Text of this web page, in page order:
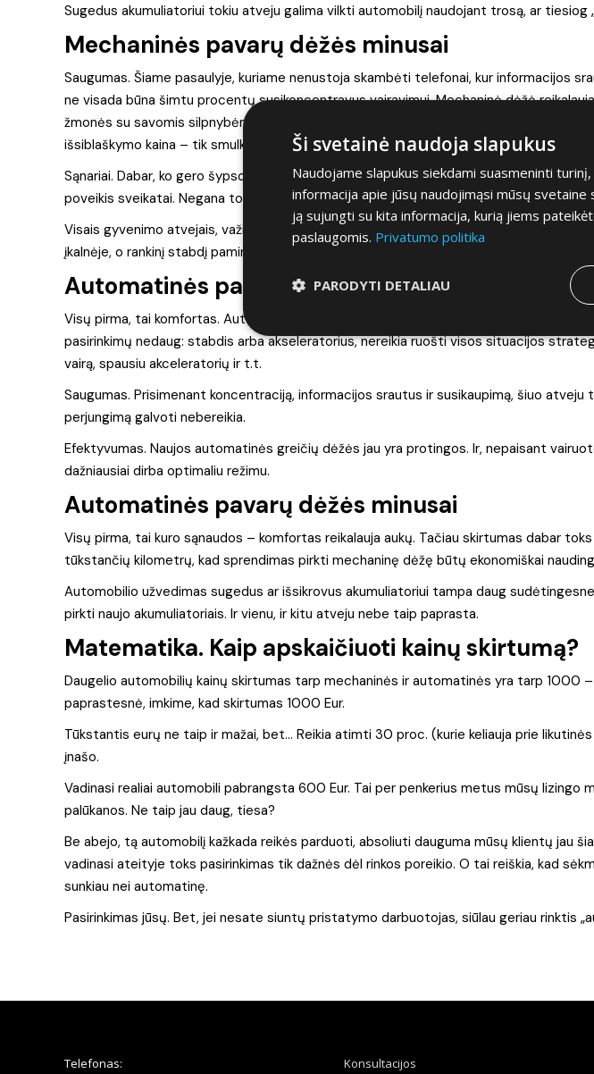
Sugedus akumuliatoriui tokiu atveju galima vilkti automobilį naudojant trosą, ar
Mechaninės pavarų dėžės minusai
Saugumas. Šiame pasaulyje, kuriame nenustoja skambėti telefonai, kur informacijos
ne visada būna šimtu procentų susikoncentravus vairavimui. Mechaninė dėžė
žmonės su savomis silpnybėmis. Todėl kartais tos koncentracijos vairuodami
išsiblaškymo kaina – tik smulkūs autoįvykiai.
Sąnariai. Dabar, ko gero šypsotės, tačiau tai tiesa. Sankabos minkymas iš tikrųjų
poveikis sveikatai. Negana to, stovint spūstyje jūsų nervų ląstelės tiesiog klykia iš
Visais gyvenimo atvejais, važinėjant automobiliu su mechanine pavara, būtina
įkalnėje, o rankinį stabdį pamiršote, mechaninė pavara gali kartais ir nemaloniai
Automatinės pavarų dėžės pliusai
Visų pirma, tai komfortas. Automobilių spūstys nebeerzina, lengva koncentruotis tik į
pasirinkimų nedaug: stabdis arba akseleratorius, nereikia ruošti visos situacijos
vairą, spausiu akceleratorių ir t.t.
Saugumas. Prisimenant koncentraciją, informacijos srautus ir susikaupimą, šiuo atveju
perjungimą galvoti nebereikia.
Efektyvumas. Naujos automatinės greičių dėžės jau yra protingos. Ir, nepaisant
dažniausiai dirba optimaliu režimu.
Automatinės pavarų dėžės minusai
Visų pirma, tai kuro sąnaudos – komfortas reikalauja aukų. Tačiau skirtumas dabar
tūkstančių kilometrų, kad sprendimas pirkti mechaninę dėžę būtų ekonomiškai
Automobilio užvedimas sugedus ar išsikrovus akumuliatoriui tampa daug
pirkti naujo akumuliatoriais. Ir vienu, ir kitu atveju nebe taip paprasta.
Matematika. Kaip apskaičiuoti kainų skirtumą?
Daugelio automobilių kainų skirtumas tarp mechaninės ir automatinės yra tarp 1000
paprastesnė, imkime, kad skirtumas 1000 Eur.
Tūkstantis eurų ne taip ir mažai, bet… Reikia atimti 30 proc. (kurie keliauja prie
įnašo.
Vadinasi realiai automobili pabrangsta 600 Eur. Tai per penkerius metus mūsų lizingo
palūkanos. Ne taip jau daug, tiesa?
Be abejo, tą automobilį kažkada reikės parduoti, absoliuti dauguma mūsų klientų jau
vadinasi ateityje toks pasirinkimas tik dažnės dėl rinkos poreikio. O tai reiškia, kad
sunkiau nei automatinę.
Pasirinkimas jūsų. Bet, jei nesate siuntų pristatymo darbuotojas, siūlau geriau rinktis
Telefonas: Konsultacijos
Ši svetainė naudoja slapukus
Naudojame slapukus siekdami suasmeninti
informacija apie jūsų naudojimąsi mūsų
ją sujungti su kita informacija, kurią jiems
paslaugomis. Privatumo politika
PARODYTI DETALIAU